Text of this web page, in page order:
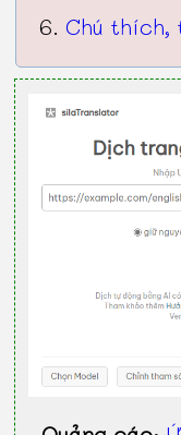
Chú